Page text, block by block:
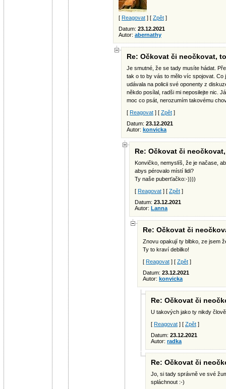
[ Reagovat ] [ Zpět ]
Datum: 23.12.2021
Autor: abernathy
Re: Očkovat či neočkovat,
Je smutné, že se tady musíte hádat.
tak o to by vás to mělo víc spojovat. Co
udávala na policii své oponenty z
někdo posílal, radši mi neposilejte nic.
moc co psát, nerozumím takovému
[ Reagovat ] [ Zpět ]
Datum: 23.12.2021
Autor: konvicka
Re: Očkovat či
Konvičko, nemyslíš, že je načase,
abys pérovalo místí lidi?
Ty naše puberťačko:-))))
[ Reagovat ] [ Zpět ]
Datum: 23.12.2021
Autor: Lanna
Re: Očkovat či
Znovu opakují ty blbko, ze jsem
Ty to kraví debilko!
[ Reagovat ] [ Zpět ]
Datum: 23.12.2021
Autor: konvicka
Re: Očkovat či
U takových jako ty nikdy
[ Reagovat ] [ Zpět ]
Datum: 23.12.2021
Autor: radka
Re: Očkovat či
Jo, si tady správně ve své
spláchnout :-)